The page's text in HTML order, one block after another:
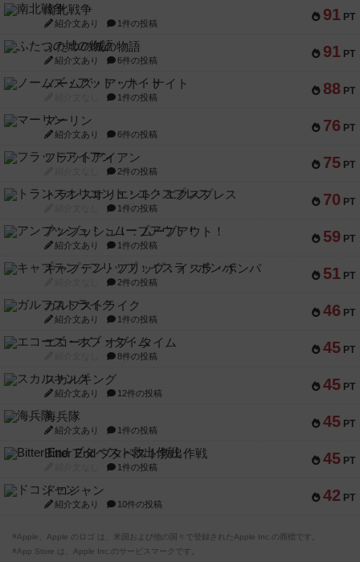
91 PT
南北戦争
紹介文あり 1件の投稿
91 PT
ふたつの城の物語
紹介文あり 6件の投稿
88 PT
ノームズ・アット・ナイト
1件の投稿
76 PT
マーリン
紹介文あり 6件の投稿
75 PT
フラットアイアン
2件の投稿
70 PT
トランスオリエント・エクスプレス
1件の投稿
59 PT
アンブッシュ！：ムーブアウト！
紹介文あり 1件の投稿
51 PT
キャプテン・フリップ：イスラ・ボンバ
2件の投稿
46 PT
ガルフストライク
紹介文あり 1件の投稿
45 PT
エコーズ・オブ・タイム
8件の投稿
45 PT
スカルキング
紹介文あり 12件の投稿
45 PT
海兵隊
紹介文あり 1件の投稿
45 PT
Bitter End ブタペスト救出作戦
1件の投稿
42 PT
ドコジャン
紹介文あり 10件の投稿
※Apple、Apple のロゴ は、米国および他の国々で登録されたApple Inc.の商標です。
※App Store は、Apple Inc.のサービスマークです。